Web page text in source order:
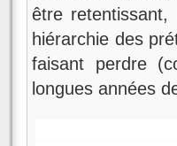
être
hiérarchie des
faisant perdre
longues années